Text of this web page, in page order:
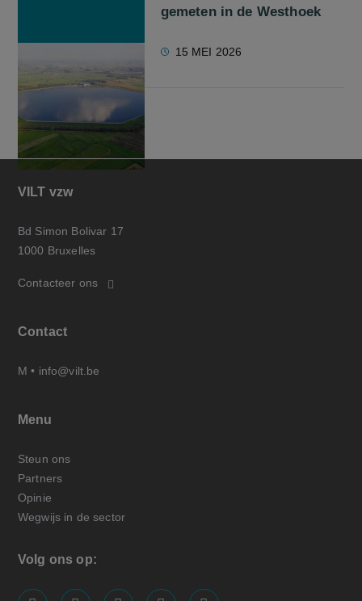
gemeten in de Westhoek
15 MEI 2026
VILT vzw
Bd Simon Bolivar 17
1000 Bruxelles
Contacteer ons
Contact
M • info@vilt.be
Menu
Steun ons
Partners
Opinie
Wegwijs in de sector
Volg ons op: